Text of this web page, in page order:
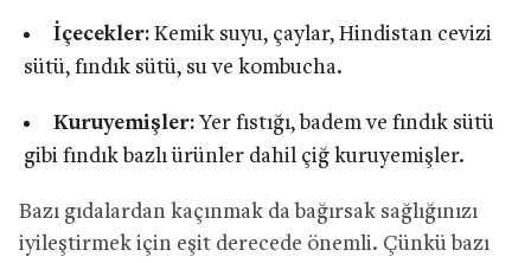
İçecekler:Kemik suyu, çaylar, Hindistan cevizi
sütü, fındık sütü, su ve kombucha.
Kuruyemişler:Yer fıstığı, badem ve fındık sütü
gibi fındık bazlı ürünler dahil çiğ kuruyemişler.
Bazı gıdalardan kaçınmak da bağırsak sağlığınızı
iyileştirmek için eşit derecede önemli. Çünkü bazı